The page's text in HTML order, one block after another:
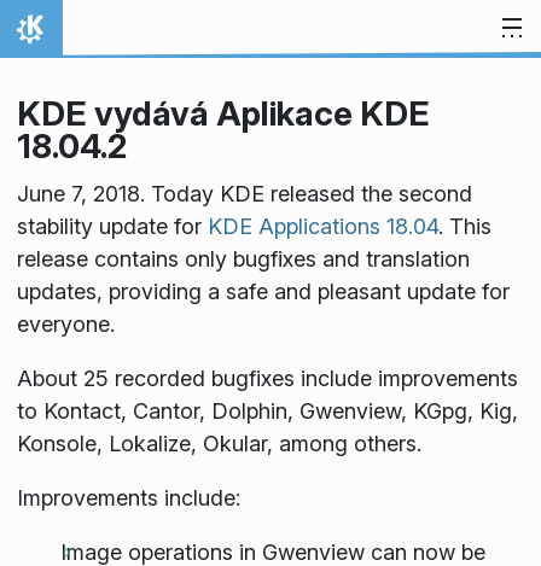
Přejít na obsah
Domů
KDE vydává Aplikace KDE
18.04.2
June 7, 2018. Today KDE released the second
stability update for KDE Applications 18.04. This
release contains only bugfixes and translation
updates, providing a safe and pleasant update for
everyone.
About 25 recorded bugfixes include improvements
to Kontact, Cantor, Dolphin, Gwenview, KGpg, Kig,
Konsole, Lokalize, Okular, among others.
Improvements include:
Image operations in Gwenview can now be